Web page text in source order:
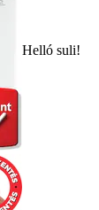
Helló suli!